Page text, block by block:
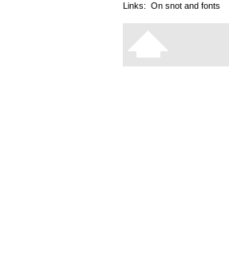
Links: On snot and fonts